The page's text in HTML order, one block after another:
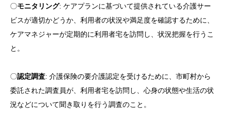
〇モニタリング: ケアプランに基づいて提供されている介護サー
ビスが適切かどうか、利用者の状況や満足度を確認するために、
ケアマネジャーが定期的に利用者宅を訪問し、状況把握を行うこ
と。
〇認定調査: 介護保険の要介護認定を受けるために、市町村から
委託された調査員が、利用者宅を訪問し、心身の状態や生活の状
況などについて聞き取りを行う調査のこと。